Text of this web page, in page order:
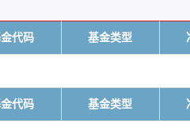
代码 基金类型
代码 基金类型